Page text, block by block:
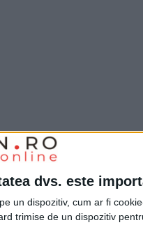
dvs. este
un dispozitiv, cum ar fi
trimise de un dispozitiv